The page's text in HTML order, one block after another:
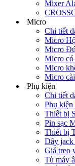
Mixer
Micro
Chi tiết
Micro
Micro
Micro có
Micro
Micro
Phụ kiện
Chi tiết
Phụ
Thiết bị
Pin sạc
Thiết bị
Dây jack
Giá treo
Tủ máy